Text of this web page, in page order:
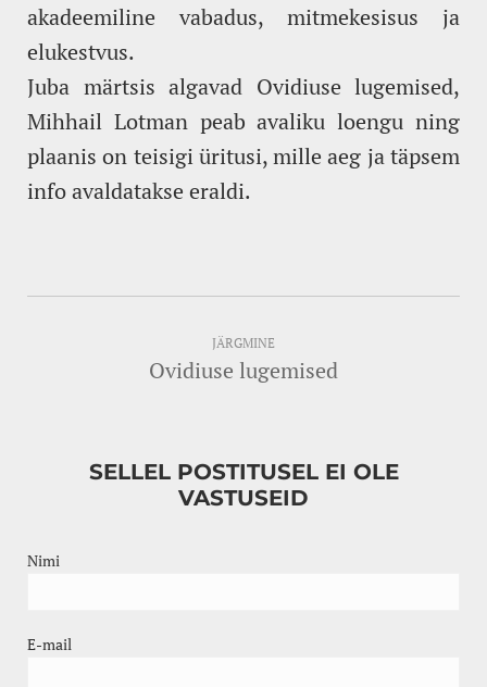
akadeemiline vabadus, mitmekesisus ja
elukestvus.
Juba märtsis algavad Ovidiuse lugemised,
Mihhail Lotman peab avaliku loengu ning
plaanis on teisigi üritusi, mille aeg ja täpsem
info avaldatakse eraldi.
JÄRGMINE
Ovidiuse lugemised
SELLEL POSTITUSEL EI OLE
VASTUSEID
Nimi
E-mail